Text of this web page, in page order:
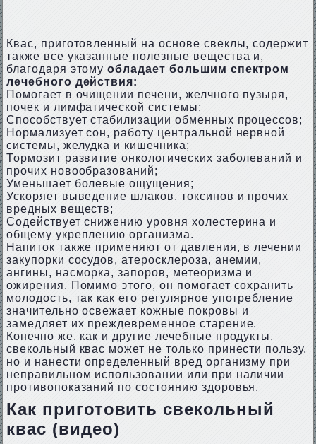
Квас, приготовленный на основе свеклы, содержит
также все указанные полезные вещества и,
благодаря этомуобладает большим спектром
лечебного действия:
Помогает в очищении печени, желчного пузыря,
почек и лимфатической системы;
Способствует стабилизации обменных процессов;
Нормализует сон, работу центральной нервной
системы, желудка и кишечника;
Тормозит развитие онкологических заболеваний и
прочих новообразований;
Уменьшает болевые ощущения;
Ускоряет выведение шлаков, токсинов и прочих
вредных веществ;
Содействует снижению уровня холестерина и
общему укреплению организма.
Напиток также применяют от давления, в лечении
закупорки сосудов, атеросклероза, анемии,
ангины, насморка, запоров, метеоризма и
ожирения. Помимо этого, он помогает сохранить
молодость, так как его регулярное употребление
значительно освежает кожные покровы и
замедляет их преждевременное старение.
Конечно же, как и другие лечебные продукты,
свекольный квас может не только принести пользу,
но и нанести определенный вред организму при
неправильном использовании или при наличии
противопоказаний по состоянию здоровья.
Как приготовить свекольный
квас (видео)